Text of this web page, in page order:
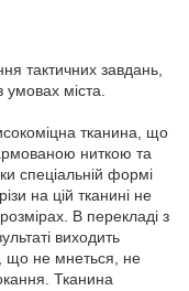
тактичних завдань,
міста.
тканина, що
ниткою та
спеціальній формі
на цій тканині не
В перекладі з
виходить
що не мнеться, не
Тканина